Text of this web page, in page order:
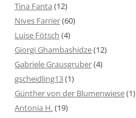
Tina Fanta (12)
Nives Farrier(60)
Luise Fötsch (4)
Giorgi Ghambashidze(12)
Gabriele Grausgruber(4)
gscheidling13(1)
Günther von der Blumenwiese(1)
Antonia H.(19)